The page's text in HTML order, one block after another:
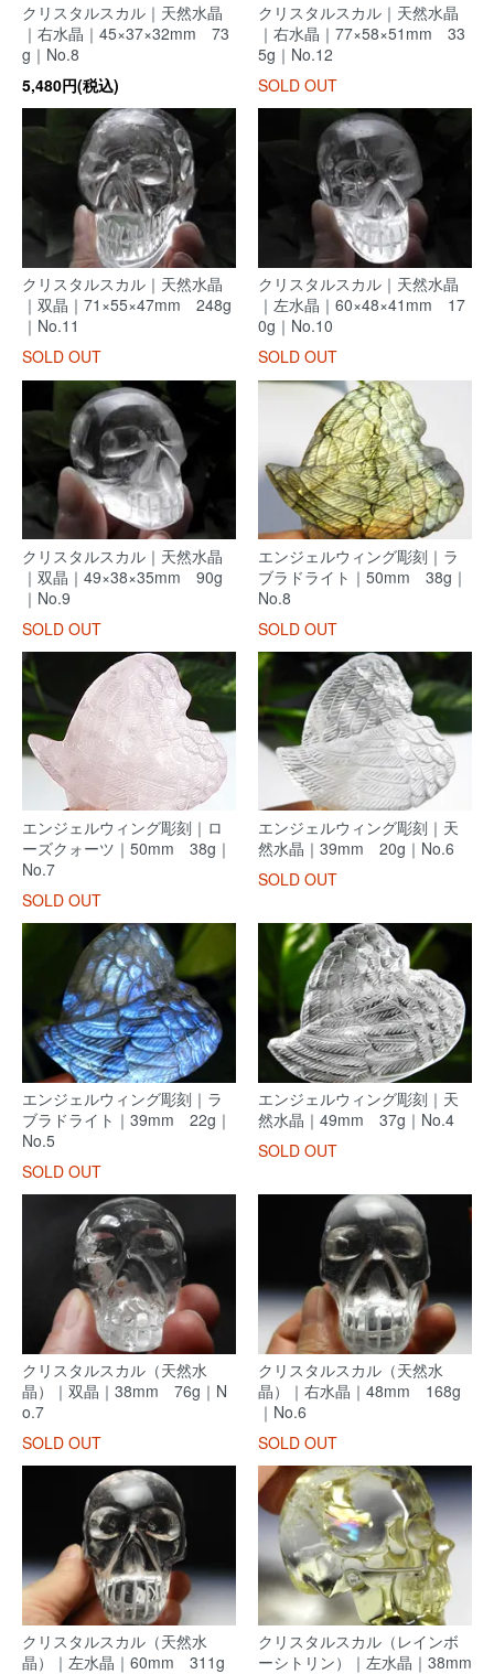
クリスタルスカル｜天然水晶
｜右水晶｜45×37×32mm 73
g｜No.8
5,480円(税込)
クリスタルスカル｜天然水晶
｜右水晶｜77×58×51mm 33
5g｜No.12
SOLD OUT
クリスタルスカル｜天然水晶
｜双晶｜71×55×47mm 248g
｜No.11
SOLD OUT
クリスタルスカル｜天然水晶
｜左水晶｜60×48×41mm 17
0g｜No.10
SOLD OUT
クリスタルスカル｜天然水晶
｜双晶｜49×38×35mm 90g
｜No.9
SOLD OUT
エンジェルウィング彫刻｜ラ
ブラドライト｜50mm 38g｜
No.8
SOLD OUT
エンジェルウィング彫刻｜ロ
ーズクォーツ｜50mm 38g｜
No.7
SOLD OUT
エンジェルウィング彫刻｜天
然水晶｜39mm 20g｜No.6
SOLD OUT
エンジェルウィング彫刻｜ラ
ブラドライト｜39mm 22g｜
No.5
SOLD OUT
エンジェルウィング彫刻｜天
然水晶｜49mm 37g｜No.4
SOLD OUT
クリスタルスカル（天然水
晶）｜双晶｜38mm 76g｜N
o.7
SOLD OUT
クリスタルスカル（天然水
晶）｜右水晶｜48mm 168g
｜No.6
SOLD OUT
クリスタルスカル（天然水
晶）｜左水晶｜60mm 311g
クリスタルスカル（レインボ
ーシトリン）｜左水晶｜38mm